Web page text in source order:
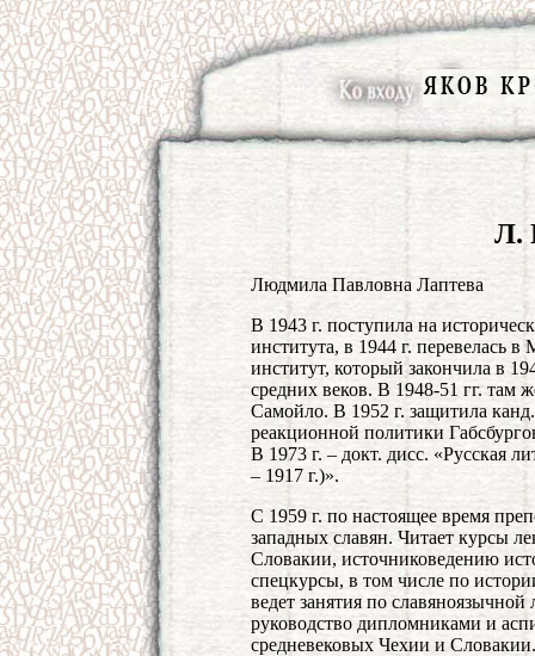
Л.
Людмила Павловна Лаптева
В 1943 г. поступила на
института, в 1944 г. перевелась
институт, который закончила в
средних веков. В 1948-51 гг. там
Самойло. В 1952 г. защитила
реакционной политики
В 1973 г. – докт. дисс. «Русская
– 1917 г.)».
С 1959 г. по настоящее время
западных славян. Читает курсы
Словакии, источниковедению
спецкурсы, в том числе по
ведет занятия по
руководство дипломниками и
средневековых Чехии и Словакии.